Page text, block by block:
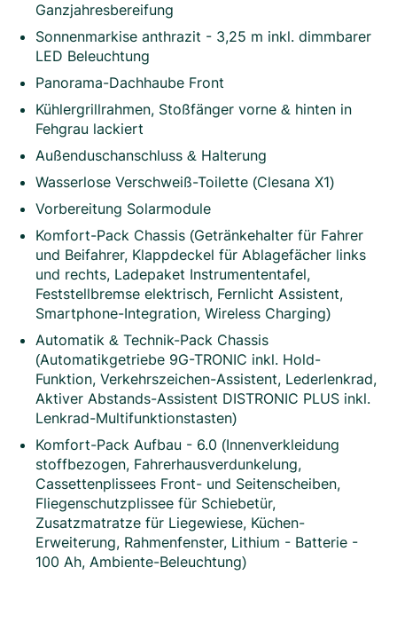
Ganzjahresbereifung
Sonnenmarkise anthrazit - 3,25 m inkl. dimmbarer
LED Beleuchtung
Panorama-Dachhaube Front
Kühlergrillrahmen, Stoßfänger vorne & hinten in
Fehgrau lackiert
Außenduschanschluss & Halterung
Wasserlose Verschweiß-Toilette (Clesana X1)
Vorbereitung Solarmodule
Komfort-Pack Chassis (Getränkehalter für Fahrer
und Beifahrer, Klappdeckel für Ablagefächer links
und rechts, Ladepaket Instrumententafel,
Feststellbremse elektrisch, Fernlicht Assistent,
Smartphone-Integration, Wireless Charging)
Automatik & Technik-Pack Chassis
(Automatikgetriebe 9G-TRONIC inkl. Hold-
Funktion, Verkehrszeichen-Assistent, Lederlenkrad,
Aktiver Abstands-Assistent DISTRONIC PLUS inkl.
Lenkrad-Multifunktionstasten)
Komfort-Pack Aufbau - 6.0 (Innenverkleidung
stoffbezogen, Fahrerhausverdunkelung,
Cassettenplissees Front- und Seitenscheiben,
Fliegenschutzplissee für Schiebetür,
Zusatzmatratze für Liegewiese, Küchen-
Erweiterung, Rahmenfenster, Lithium - Batterie -
100 Ah, Ambiente-Beleuchtung)